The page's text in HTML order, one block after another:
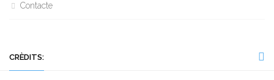
Contacte
CRÈDITS: